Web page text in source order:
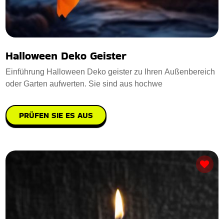
Halloween Deko Geister
Einführung Halloween Deko geister zu Ihren Außenbereich
oder Garten aufwerten. Sie sind aus hochwe
PRÜFEN SIE ES AUS